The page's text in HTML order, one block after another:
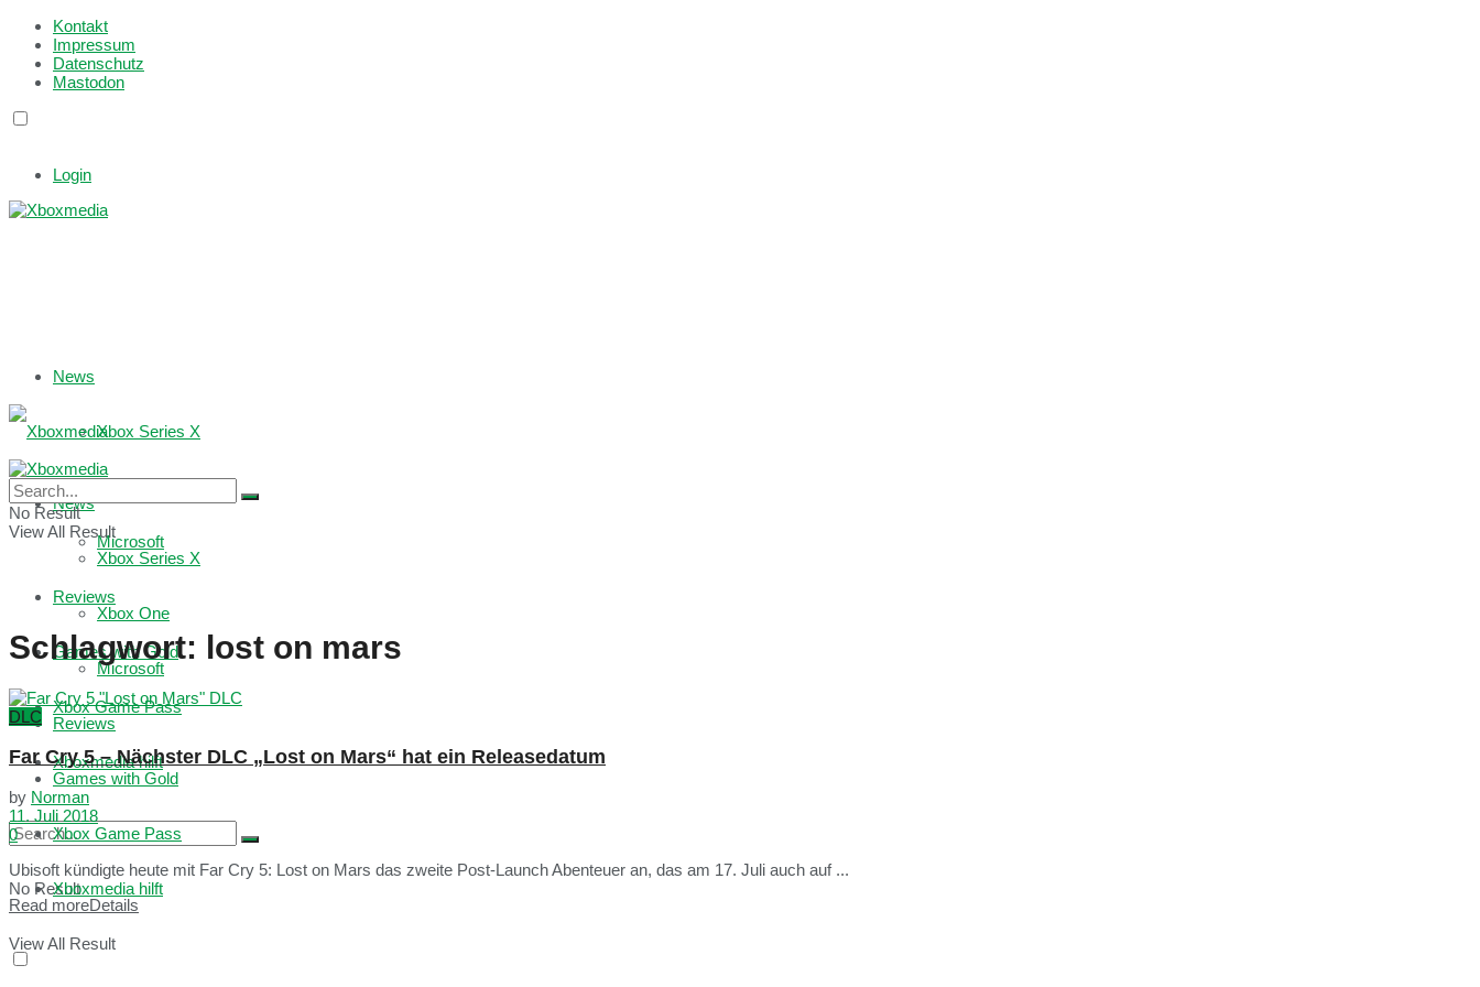
Kontakt
Impressum
Datenschutz
Mastodon
Login
News
Xbox Series X
Microsoft
Reviews
Games with Gold
Xbox Game Pass
Xboxmedia hilft
No Result
View All Result
News
Xbox Series X
Xbox One
Microsoft
Reviews
Games with Gold
Xbox Game Pass
Xboxmedia hilft
No Result
View All Result
Schlagwort: lost on mars
DLC
Far Cry 5 – Nächster DLC „Lost on Mars“ hat ein Releasedatum
by Norman
11. Juli 2018
0
Ubisoft kündigte heute mit Far Cry 5: Lost on Mars das zweite Post-Launch Abenteuer an, das am 17. Juli auch auf ...
Read moreDetails